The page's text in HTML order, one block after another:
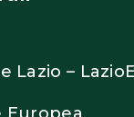
Lazio –